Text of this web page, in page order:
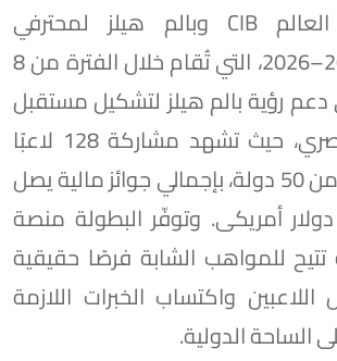
تُسهم بطولة العالم CIB وبالم هيلز لمحترفي
الإسكواش 2025–2026، التي تُقام خلال الفترة من 8
في دعم رؤية بالم هيلز لتشكيل مستقبل
الإسكواش المصري، حيث تشهد مشاركة 128 لاعبًا
ولاعبة من أكثر من 50 دولة، بإجمالي جوائز مالية يصل
إلى 1,300,000 دولار أمريكى. وتوفّر البطولة منصة
تتيح للمواهب الشابة فرصًا حقيقية
واكتساب الخبرات اللازمة
الساحة الدولية.